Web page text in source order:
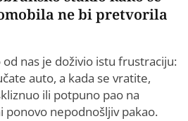
ne bi pretvorila
nas je doživio istu frustraciju:
auto, a kada se vratite,
ili potpuno pao na
ponovo nepodnošljiv pakao.